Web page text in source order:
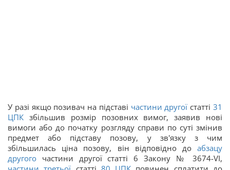
У разі якщо позивач на підставі частини другої статті 31
ЦПК збільшив розмір позовних вимог, заявив нові
вимоги або до початку розгляду справи по суті змінив
предмет або підставу позову, у зв'язку з чим
збільшилась ціна позову, він відповідно до абзацу
другого частини другої статті 6 Закону № 3674-VI,